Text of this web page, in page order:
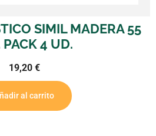
SIMIL MADERA 55
PACK 4 UD.
19,20 €
al carrito